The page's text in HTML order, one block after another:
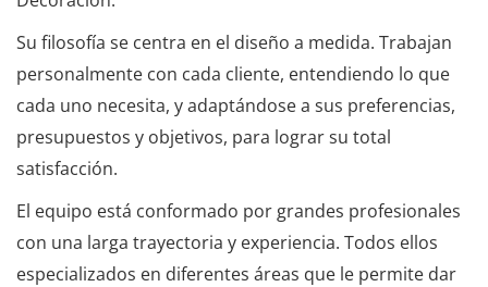
Su filosofía se centra en el diseño a medida. Trabajan
personalmente con cada cliente, entendiendo lo que
cada uno necesita, y adaptándose a sus preferencias,
presupuestos y objetivos, para lograr su total
satisfacción.
El equipo está conformado por grandes profesionales
con una larga trayectoria y experiencia. Todos ellos
especializados en diferentes áreas que le permite dar